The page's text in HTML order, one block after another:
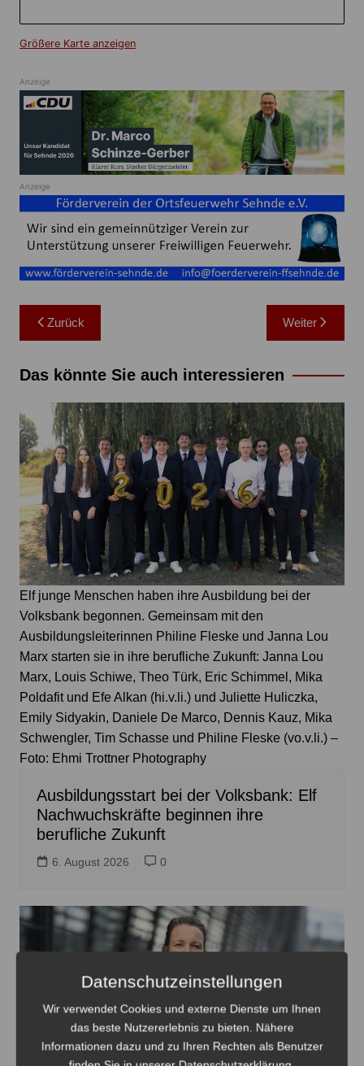
Größere Karte anzeigen
Anzeige
Anzeige
Beitragsnavigation
Zurück Weiter
Das könnte Sie auch interessieren
Elf junge Menschen haben ihre Ausbildung bei der
Volksbank begonnen. Gemeinsam mit den
Ausbildungsleiterinnen Philine Fleske und Janna Lou
Marx starten sie in ihre berufliche Zukunft: Janna Lou
Marx, Louis Schiwe, Theo Türk, Eric Schimmel, Mika
Poldafit und Efe Alkan (hi.v.li.) und Juliette Huliczka,
Emily Sidyakin, Daniele De Marco, Dennis Kauz, Mika
Schwengler, Tim Schasse und Philine Fleske (vo.v.li.) –
Foto: Ehmi Trottner Photography
Ausbildungsstart bei der Volksbank: Elf
Nachwuchskräfte beginnen ihre
berufliche Zukunft
6. August 2026 0
Datenschutzeinstellungen
Wir verwendet Cookies und externe Dienste um Ihnen
das beste Nutzererlebnis zu bieten. Nähere
Informationen dazu und zu Ihren Rechten als Benutzer